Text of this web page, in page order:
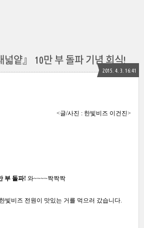
얕』 10만 부 돌파 기념 회식!
2015. 4. 3. 16:41
<글/사진 : 한빛비즈 이건진>
부 돌파! 와~~~~짝짝짝
빛비즈 전원이 맛있는 거를 먹으러 갔습니다.